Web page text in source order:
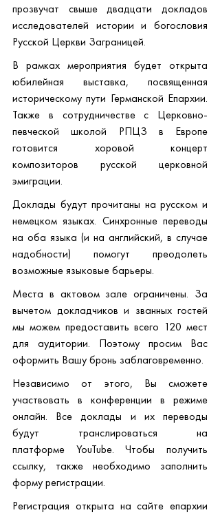
прозвучат свыше двадцати докладов
исследователей истории и богословия
Русской Церкви Заграницей.
В рамках мероприятия будет открыта
юбилейная выставка, посвященная
историческому пути Германской Епархии.
Также в сотрудничестве с Церковно-
певческой школой РПЦЗ в Европе
готовится хоровой концерт
композиторов русской церковной
эмиграции.
Доклады будут прочитаны на русском и
немецком языках. Синхронные переводы
на оба языка (и на английский, в случае
надобности) помогут преодолеть
возможные языковые барьеры.
Места в актовом зале ограничены. За
вычетом докладчиков и званных гостей
мы можем предоставить всего 120 мест
для аудитории. Поэтому просим Вас
оформить Вашу бронь заблаговременно.
Независимо от этого, Вы сможете
участвовать в конференции в режиме
онлайн. Все доклады и их переводы
будут транслироваться на
платформе YouTube. Чтобы получить
ссылку, также необходимо заполнить
форму регистрации.
Регистрация открыта на сайте епархии